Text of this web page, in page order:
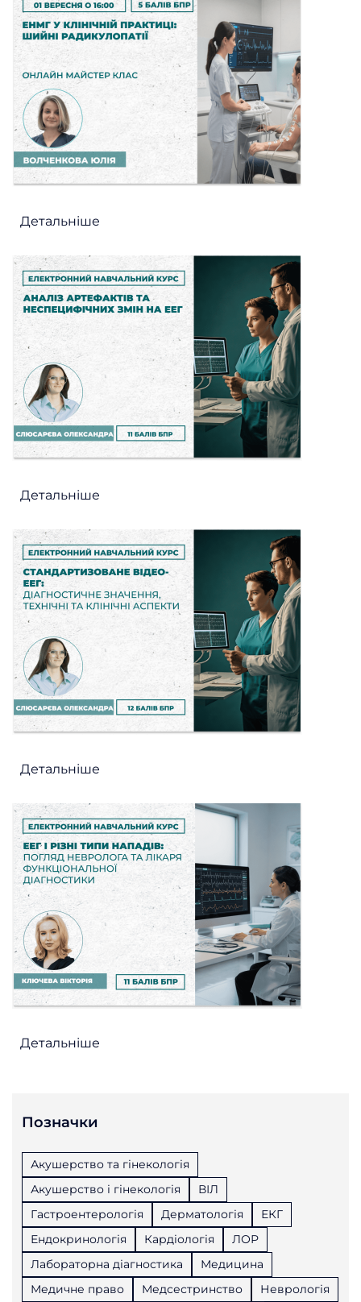
Детальніше
Детальніше
Детальніше
Детальніше
Позначки
Акушерство та гінекологія
Акушерство і гінекологія
ВІЛ
Гастроентерологія
Дерматологія
ЕКГ
Ендокринологія
Кардіологія
ЛОР
Лабораторна діагностика
Медицина
Медичне право
Медсестринство
Неврологія